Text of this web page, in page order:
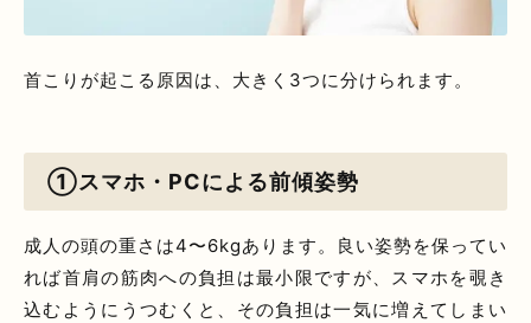
首こりが起こる原因は、大きく3つに分けられます。
①スマホ・PCによる前傾姿勢
成人の頭の重さは4〜6kgあります。良い姿勢を保ってい
れば首肩の筋肉への負担は最小限ですが、スマホを覗き
込むようにうつむくと、その負担は一気に増えてしまい